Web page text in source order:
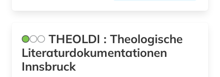
THEOLDI : Theologische
Literaturdokumentationen
Innsbruck